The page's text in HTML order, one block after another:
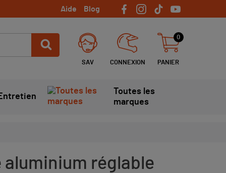
Aide Blog
SAV CONNEXION PANIER
0
Toutes les
marques
aluminium réglable